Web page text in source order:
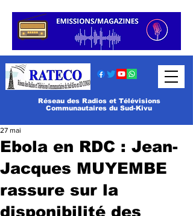
Réseau des Radios et Télévisions
Communautaires du Sud-Kivu
Ebola en RDC : Jean-
Jacques MUYEMBE
rassure sur la
disponibilité des
27 mai